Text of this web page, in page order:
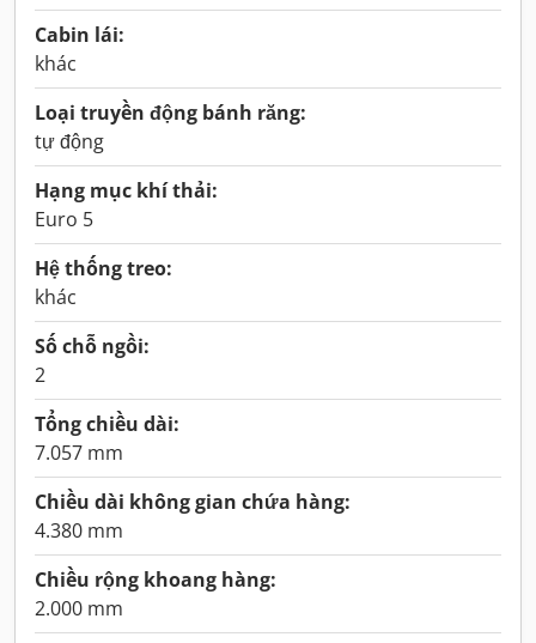
Cabin lái:
khác
Loại truyền động bánh răng:
tự động
Hạng mục khí thải:
Euro 5
Hệ thống treo:
khác
Số chỗ ngồi:
2
Tổng chiều dài:
7.057 mm
Chiều dài không gian chứa hàng:
4.380 mm
Chiều rộng khoang hàng:
2.000 mm